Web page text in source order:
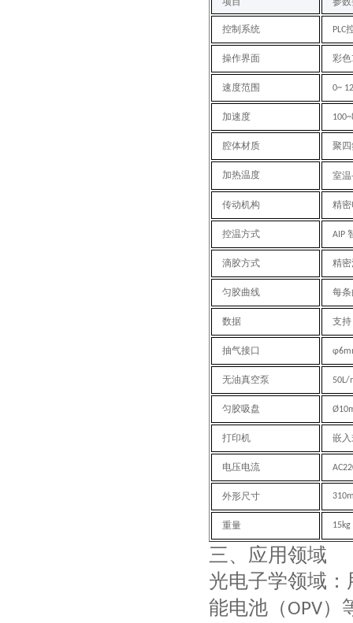
控制系统 PLC
操作界面 彩色
速度范围 0~
加速度
腔体材质 聚
加热温度 室温
传动机构 精密
控温方式 AIP
滴胶方式 精
匀胶曲线 每
数据 支持
抽气接口
无油真空泵 50L/
匀胶吸盘 Ø
打印机 嵌
电压电流
外形尺寸 31
重量 15kg
三、 应用领域
光电子学领域
能电池（ OPV）